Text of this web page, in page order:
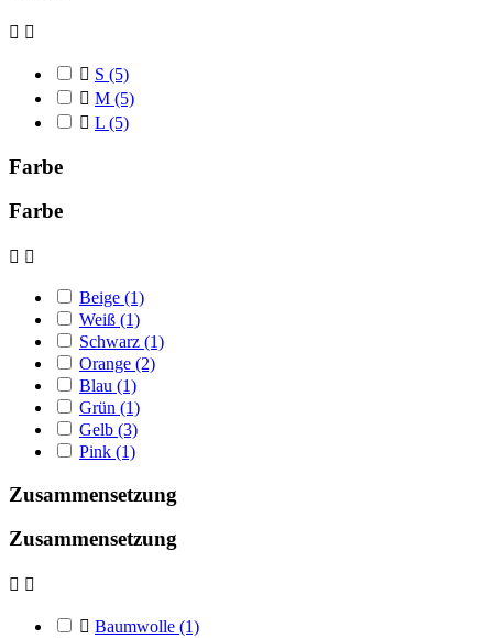
 
 S (5)
 M (5)
 L (5)
Farbe
Farbe
 
Beige (1)
Weiß (1)
Schwarz (1)
Orange (2)
Blau (1)
Grün (1)
Gelb (3)
Pink (1)
Zusammensetzung
Zusammensetzung
 
 Baumwolle (1)